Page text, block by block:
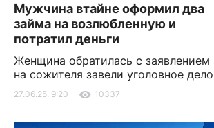
Мужчина втайне оформил два
займа на возлюбленную и
потратил деньги
Женщина обратилась с
на сожителя завели уголовное дело
27.06.25, 9:20 10337